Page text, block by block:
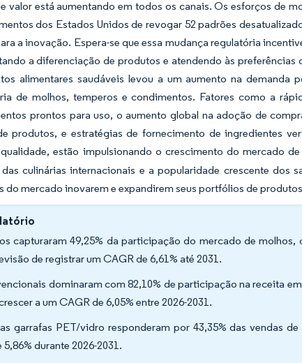
valor está aumentando em todos os canais. Os esforços de
dos Estados Unidos de revogar 52 padrões
a inovação. Espera-se que essa mudança regulatória
a diferenciação de produtos e atendendo às preferências
alimentares saudáveis levou a um aumento na
de molhos, temperos e condimentos. Fatores como a
prontos para uso, o aumento global na adoção de
produtos, e estratégias de fornecimento de ingredientes
estão impulsionando o crescimento do mercado
culinárias internacionais e a popularidade crescente dos
mercado inovarem e expandirem seus portfólios de
capturaram 49,25% da participação do mercado de molhos,
de registrar um CAGR de 6,61% até 2031.
dominaram com 82,10% de participação na receita
a um CAGR de 6,05% entre 2026-2031.
garrafas PET/vidro responderam por 43,35% das vendas
durante 2026-2031.